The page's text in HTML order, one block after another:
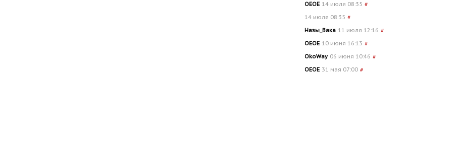
OEOE 14 июля 08:35 #
14 июля 08:35 #
Назы_Вака 11 июля 12:16 #
OEOE 10 июня 16:13 #
OkoWay 06 июня 10:46 #
OEOE 31 мая 07:00 #